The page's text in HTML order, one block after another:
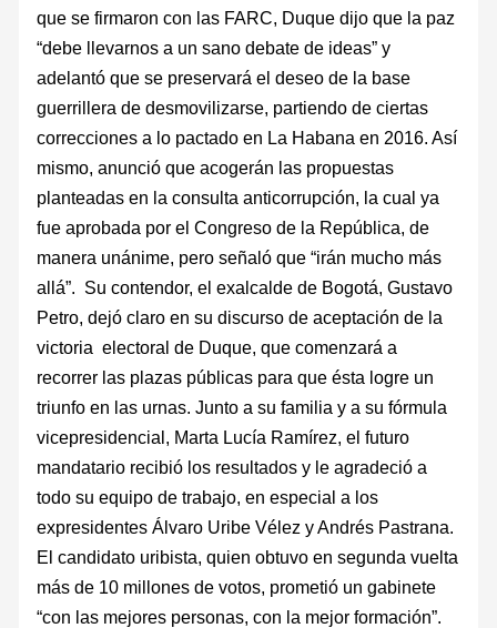
que se firmaron con las FARC, Duque dijo que la paz
“debe llevarnos a un sano debate de ideas” y
adelantó que se preservará el deseo de la base
guerrillera de desmovilizarse, partiendo de ciertas
correcciones a lo pactado en La Habana en 2016. Así
mismo, anunció que acogerán las propuestas
planteadas en la consulta anticorrupción, la cual ya
fue aprobada por el Congreso de la República, de
manera unánime, pero señaló que “irán mucho más
allá”. Su contendor, el exalcalde de Bogotá, Gustavo
Petro, dejó claro en su discurso de aceptación de la
victoria electoral de Duque, que comenzará a
recorrer las plazas públicas para que ésta logre un
triunfo en las urnas. Junto a su familia y a su fórmula
vicepresidencial, Marta Lucía Ramírez, el futuro
mandatario recibió los resultados y le agradeció a
todo su equipo de trabajo, en especial a los
expresidentes Álvaro Uribe Vélez y Andrés Pastrana.
El candidato uribista, quien obtuvo en segunda vuelta
más de 10 millones de votos, prometió un gabinete
“con las mejores personas, con la mejor formación”.